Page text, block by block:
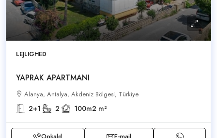
LEJLIGHED
YAPRAK APARTMANI
Alanya, Antalya, Akdeniz Bölgesi, Türkiye
2+1 2 100m2 m²